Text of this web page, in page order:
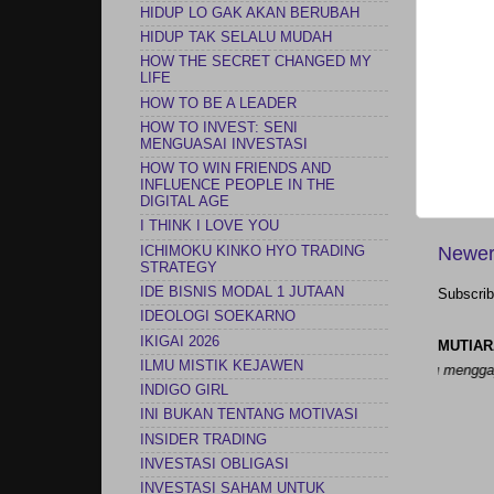
saya bisa menyesuaikan pelayaran saya untuk selalu menggapai
HIDUP LO GAK AKAN BERUBAH
HIDUP TAK SELALU MUDAH
HOW THE SECRET CHANGED MY
LIFE
HOW TO BE A LEADER
HOW TO INVEST: SENI
MENGUASAI INVESTASI
HOW TO WIN FRIENDS AND
INFLUENCE PEOPLE IN THE
DIGITAL AGE
I THINK I LOVE YOU
ICHIMOKU KINKO HYO TRADING
STRATEGY
IDE BISNIS MODAL 1 JUTAAN
IDEOLOGI SOEKARNO
IKIGAI 2026
ILMU MISTIK KEJAWEN
INDIGO GIRL
INI BUKAN TENTANG MOTIVASI
INSIDER TRADING
INVESTASI OBLIGASI
INVESTASI SAHAM UNTUK